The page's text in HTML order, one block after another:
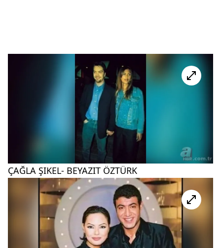
ÇAĞLA ŞIKEL- BEYAZIT ÖZTÜRK